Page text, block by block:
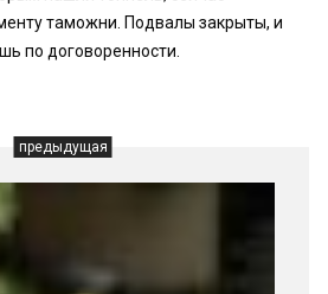
таможни. Подвалы закрыты, и
по договоренности.
предыдущая